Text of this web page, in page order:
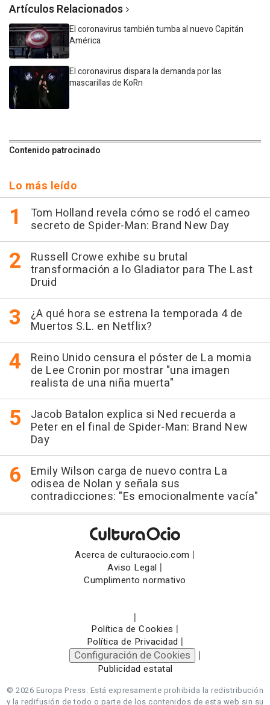
Artículos Relacionados
El coronavirus también tumba al nuevo Capitán
América
El coronavirus dispara la demanda por las
mascarillas de KoRn
Contenido patrocinado
Lo más leído
Tom Holland revela cómo se rodó el cameo
secreto de Spider-Man: Brand New Day
Russell Crowe exhibe su brutal
transformación a lo Gladiator para The Last
Druid
¿A qué hora se estrena la temporada 4 de
Muertos S.L. en Netflix?
Reino Unido censura el póster de La momia
de Lee Cronin por mostrar "una imagen
realista de una niña muerta"
Jacob Batalon explica si Ned recuerda a
Peter en el final de Spider-Man: Brand New
Day
Emily Wilson carga de nuevo contra La
odisea de Nolan y señala sus
contradicciones: "Es emocionalmente vacía"
Acerca de culturaocio.com |
Aviso Legal |
Cumplimento normativo
|
Política de Cookies |
Política de Privacidad |
Configuración de Cookies |
Publicidad estatal
© 2026 Europa Press. Está expresamente prohibida la redistribución
y la redifusión de todo o parte de los contenidos de esta web sin su